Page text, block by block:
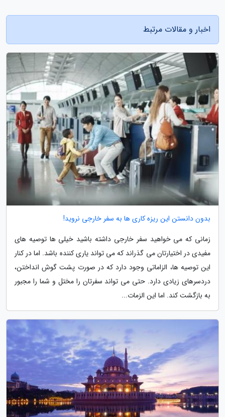
اخبار و مقالات مرتبط
بدون دانستن این ریزه کاری ها به سفر خارجی نروید!
زمانی که می خواهید سفر خارجی داشته باشید خیلی ها توصیه های
مفیدی در اختیارتان می گذراند که می تواند یاری کننده باشد. اما در کنار
این توصیه ها، الزاماتی وجود دارد که در صورت پشت گوش انداختن،
دردسرهای زیادی دارد. حتی می تواند سفرتان را مختل و شما را مجبور
به بازگشت کند. اما این الزمات...